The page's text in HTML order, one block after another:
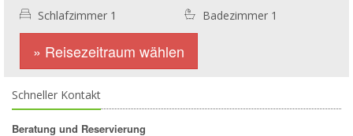
Schlafzimmer 1 Badezimmer 1
» Reisezeitraum wählen
Schneller Kontakt
Beratung und Reservierung